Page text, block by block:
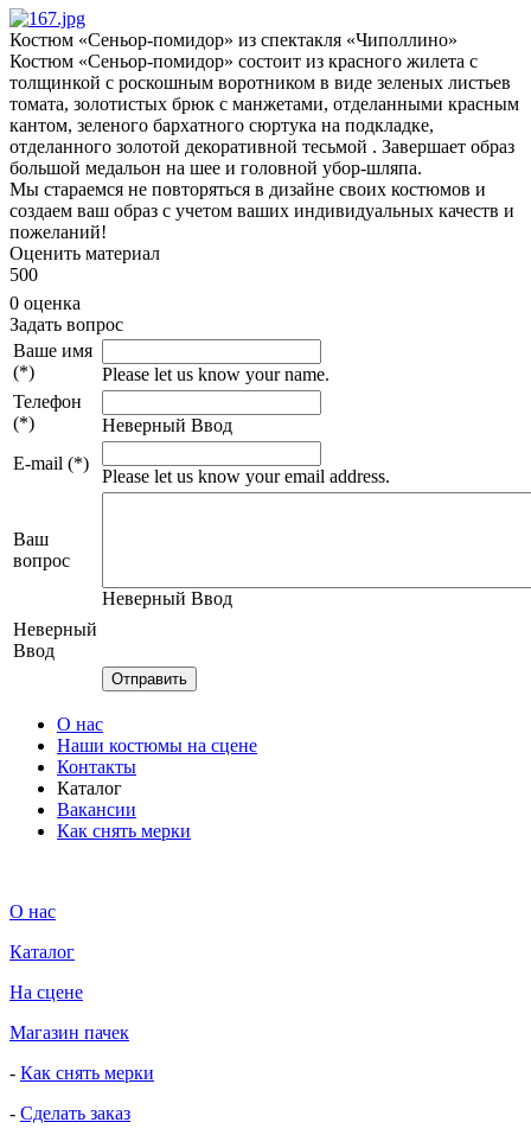
Костюм «Сеньор-помидор» из спектакля «Чиполлино»
Костюм «Сеньор-помидор» состоит из красного жилета с
толщинкой с роскошным воротником в виде зеленых листьев
томата, золотистых брюк с манжетами, отделанными красным
кантом, зеленого бархатного сюртука на подкладке,
отделанного золотой декоративной тесьмой . Завершает образ
большой медальон на шее и головной убор-шляпа.
Мы стараемся не повторяться в дизайне своих костюмов и
создаем ваш образ с учетом ваших индивидуальных качеств и
пожеланий!
Оценить материал
500
0 оценка
Задать вопрос
Ваше имя
(*)
Please let us know your name.
Телефон
(*)
Неверный Ввод
E-mail (*)
Please let us know your email address.
Ваш
вопрос
Неверный Ввод
Неверный
Ввод
О нас
Наши костюмы на сцене
Контакты
Каталог
Вакансии
Как снять мерки
О нас
Каталог
На сцене
Магазин пачек
- Как снять мерки
- Сделать заказ